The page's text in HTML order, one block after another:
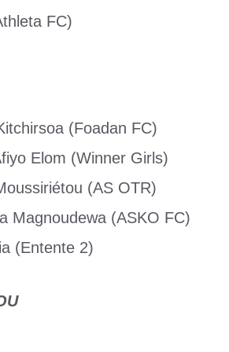
FC)
(Foadan FC)
Elom (Winner Girls)
(AS OTR)
Magnoudewa (ASKO FC)
(Entente 2)